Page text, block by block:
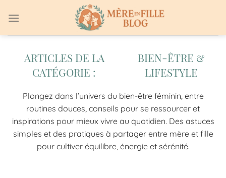
au
BIEN-ÊTRE &
LIFESTYLE
Plongez dans l’univers du bien-être féminin, entre
routines douces, conseils pour se ressourcer et
inspirations pour mieux vivre au quotidien. Des astuces
simples et des pratiques à partager entre mère et fille
pour cultiver équilibre, énergie et sérénité.